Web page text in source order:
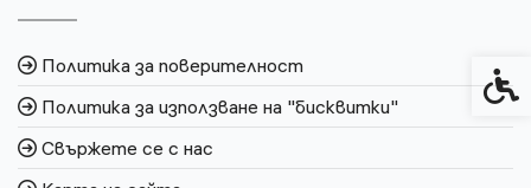
Политика за поверителност
Политика за използване на "бисквитки"
Свържете се с нас